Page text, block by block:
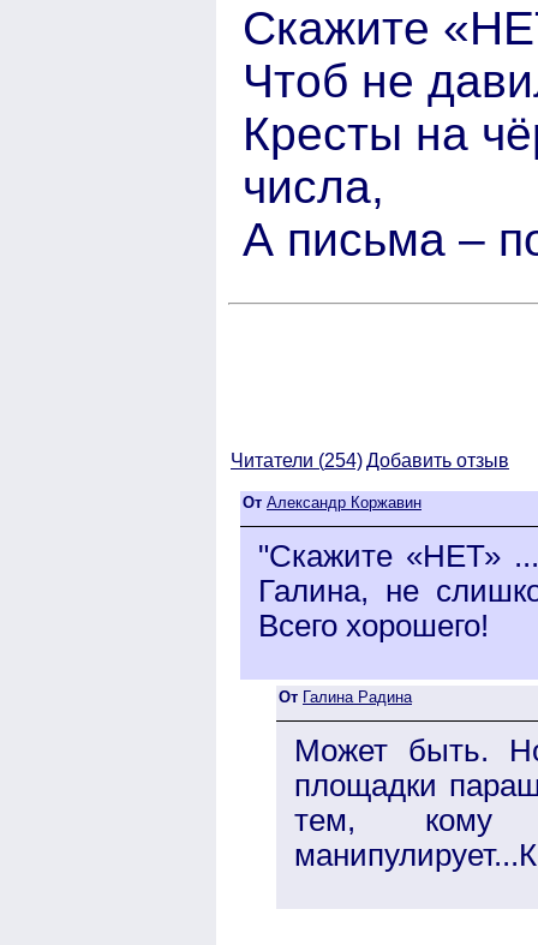
Скажите
Чтоб не
Кресты на
числа,
А письма –
Читатели (254)Добавить отзыв
От Александр Коржавин
"Скажите «НЕТ»
Галина, не
Всего хорошего!
От Галина Радина
Может быть.
площадки
тем,